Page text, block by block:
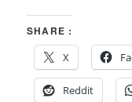
SHARE :
X
Reddit